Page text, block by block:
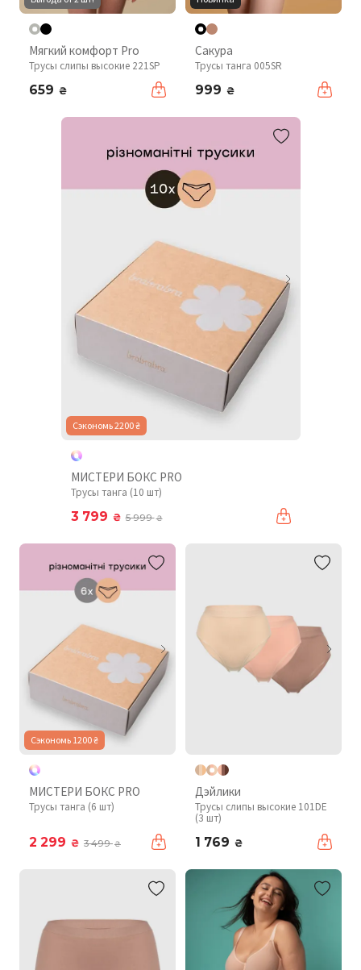
Мягкий комфорт Pro
Трусы слипы высокие 221SP
659 ₴
Сакура
Трусы танга 005SR
999 ₴
Сэкономь 2200 ₴
МИСТЕРИ БОКС PRO
Трусы танга (10 шт)
3 799 ₴ 5 999₴
Сэкономь 1200 ₴
МИСТЕРИ БОКС PRO
Трусы танга (6 шт)
2 299 ₴ 3 499₴
Дэйлики
Трусы слипы высокие 101DE
(3 шт)
1 769 ₴